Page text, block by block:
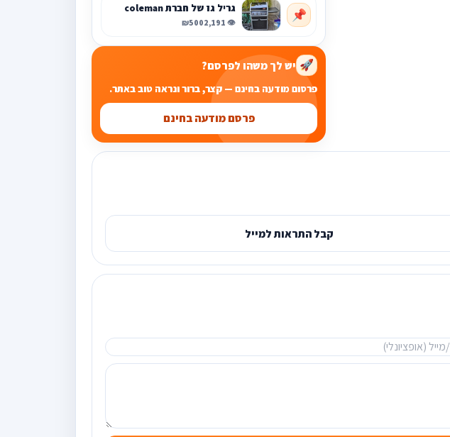
📌 גריל גז של חברת coleman
👁️ 2,191
₪500
🚀 יש לך משהו לפרסם?
פרסום מודעה בחינם — קצר, ברור ונראה טוב באתר.
פרסם מודעה בחינם
קבל התראות למייל